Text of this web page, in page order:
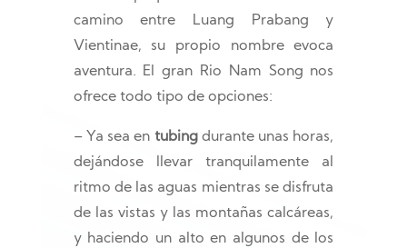
camino entre Luang Prabang y
Vientinae, su propio nombre evoca
aventura. El gran Rio Nam Song nos
ofrece todo tipo de opciones:
– Ya sea en tubingdurante unas horas,
dejándose llevar tranquilamente al
ritmo de las aguas mientras se disfruta
de las vistas y las montañas calcáreas,
y haciendo un alto en algunos de los